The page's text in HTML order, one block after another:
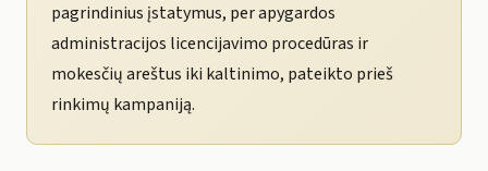
pagrindinius įstatymus, per apygardos
administracijos licencijavimo procedūras ir
mokesčių areštus iki kaltinimo, pateikto prieš
rinkimų kampaniją.